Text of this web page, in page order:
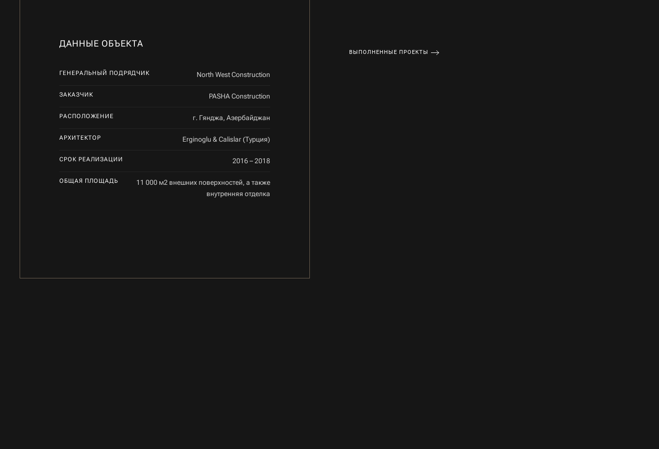
ДАННЫЕ ОБЪЕКТА
ГЕНЕРАЛЬНЫЙ ПОДРЯДЧИК North West Construction
ЗАКАЗЧИК PASHA Construction
РАСПОЛОЖЕНИЕ г. Гянджа, Азербайджан
АРХИТЕКТОР Erginoglu & Calislar (Турция)
СРОК РЕАЛИЗАЦИИ 2016 – 2018
ОБЩАЯ ПЛОЩАДЬ
11 000 м2 внешних поверхностей, а также
внутренняя отделка
ВЫПОЛНЕННЫЕ ПРОЕКТЫ